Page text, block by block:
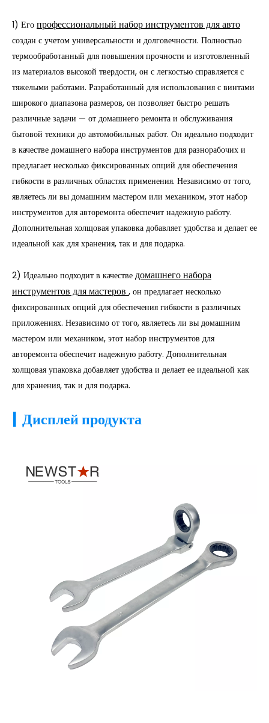
1) Его профессиональный набор инструментов для авто
создан с учетом универсальности и долговечности. Полностью
термообработанный для повышения прочности и изготовленный
из материалов высокой твердости, он с легкостью справляется с
тяжелыми работами. Разработанный для использования с винтами
широкого диапазона размеров, он позволяет быстро решать
различные задачи — от домашнего ремонта и обслуживания
бытовой техники до автомобильных работ. Он идеально подходит
в качестве домашнего набора инструментов для разнорабочих и
предлагает несколько фиксированных опций для обеспечения
гибкости в различных областях применения. Независимо от того,
являетесь ли вы домашним мастером или механиком, этот набор
инструментов для авторемонта обеспечит надежную работу.
Дополнительная холщовая упаковка добавляет удобства и делает ее
идеальной как для хранения, так и для подарка.
2) Идеально подходит в качестве домашнего набора
инструментов для мастеров , он предлагает несколько
фиксированных опций для обеспечения гибкости в различных
приложениях. Независимо от того, являетесь ли вы домашним
мастером или механиком, этот набор инструментов для
авторемонта обеспечит надежную работу. Дополнительная
холщовая упаковка добавляет удобства и делает ее идеальной как
для хранения, так и для подарка.
Дисплей продукта